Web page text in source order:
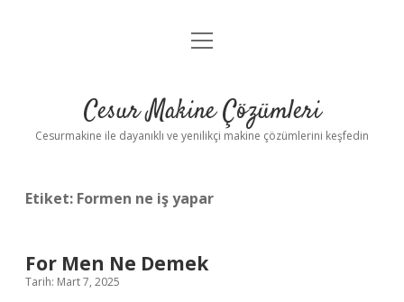
Anasayfa
Yasal Uyarı
menüyü
Cesur Makine Çözümleri
Cesurmakine ile dayanıklı ve yenilikçi makine çözümlerini keşfedin
Etiket: Formen ne iş yapar
For Men Ne Demek
Tarih: Mart 7, 2025